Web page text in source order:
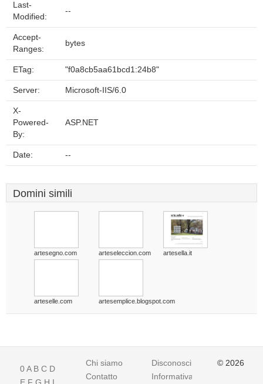
Last-
Modified:
--
Accept-
Ranges:
bytes
ETag: "f0a8cb5aa61bcd1:24b8"
Server: Microsoft-IIS/6.0
X-
Powered-
By:
ASP.NET
Date: --
Domini simili
artesegno.com arteseleccion.com artesella.it
arteselle.com artesemplice.blogspot.com
0A B C D
Chi siamo
Contatto
Disconoscimento
Informativa
© 2026